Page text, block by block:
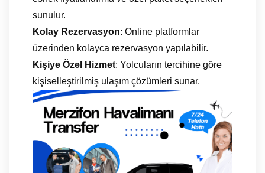
sunulur.
Kolay Rezervasyon: Online platformlar
üzerinden kolayca rezervasyon yapılabilir.
Kişiye Özel Hizmet: Yolcuların tercihine göre
kişiselleştirilmiş ulaşım çözümleri sunar.